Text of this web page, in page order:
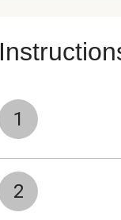
1
2